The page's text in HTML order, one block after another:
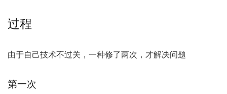
过程
由于自己技术不过关，一种修了两次，才解决问题
第一次